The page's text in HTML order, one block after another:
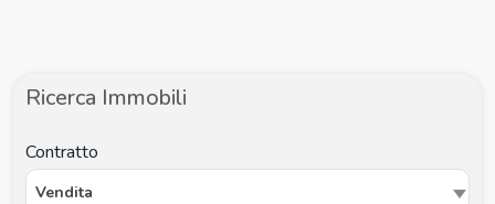
Ricerca Immobili
Contratto
Vendita